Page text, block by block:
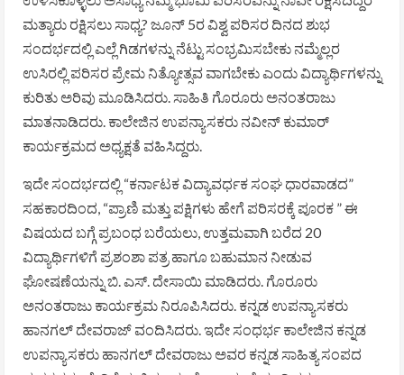
ಮತ್ಯಾರು ರಕ್ಷಿಸಲು ಸಾಧ್ಯ? ಜೂನ್ 5ರ ವಿಶ್ವ ಪರಿಸರ ದಿನದ ಶುಭ
ಸಂದರ್ಭದಲ್ಲಿ ಎಲ್ಲೆ ಗಿಡಗಳನ್ನು ನೆಟ್ಟು ಸಂಭ್ರಮಿಸಬೇಕು ನಮ್ಮೆಲ್ಲರ
ಉಸಿರಲ್ಲಿ ಪರಿಸರ ಪ್ರೇಮ ನಿತ್ಯೋತ್ಸವ ವಾಗಬೇಕು ಎಂದು ವಿದ್ಯಾರ್ಥಿಗಳನ್ನು
ಕುರಿತು ಅರಿವು ಮೂಡಿಸಿದರು. ಸಾಹಿತಿ ಗೊರೂರು ಅನಂತರಾಜು
ಮಾತನಾಡಿದರು. ಕಾಲೇಜಿನ ಉಪನ್ಯಾಸಕರು ನವೀನ್ ಕುಮಾರ್
ಕಾರ್ಯಕ್ರಮದ ಅಧ್ಯಕ್ಷತೆ ವಹಿಸಿದ್ದರು.
ಇದೇ ಸಂದರ್ಭದಲ್ಲಿ “ಕರ್ನಾಟಕ ವಿದ್ಯಾವರ್ಧಕ ಸಂಘ ಧಾರವಾಡದ”
ಸಹಕಾರದಿಂದ, “ಪ್ರಾಣಿ ಮತ್ತು ಪಕ್ಷಿಗಳು ಹೇಗೆ ಪರಿಸರಕ್ಕೆ ಪೂರಕ ” ಈ
ವಿಷಯದ ಬಗ್ಗೆ ಪ್ರಬಂಧ ಬರೆಯಲು, ಉತ್ತಮವಾಗಿ ಬರೆದ 20
ವಿದ್ಯಾರ್ಥಿಗಳಿಗೆ ಪ್ರಶಂಶಾ ಪತ್ರ ಹಾಗೂ ಬಹುಮಾನ ನೀಡುವ
ಘೋಷಣೆಯನ್ನು ಬಿ. ಎಸ್. ದೇಸಾಯಿ ಮಾಡಿದರು. ಗೊರೂರು
ಅನಂತರಾಜು ಕಾರ್ಯಕ್ರಮ ನಿರೂಪಿಸಿದರು. ಕನ್ನಡ ಉಪನ್ಯಾಸಕರು
ಹಾನಗಲ್ ದೇವರಾಜ್ ವಂದಿಸಿದರು. ಇದೇ ಸಂಧರ್ಭ ಕಾಲೇಜಿನ ಕನ್ನಡ
ಉಪನ್ಯಾಸಕರು ಹಾನಗಲ್ ದೇವರಾಜು ಅವರ ಕನ್ನಡ ಸಾಹಿತ್ಯ ಸಂಪದ